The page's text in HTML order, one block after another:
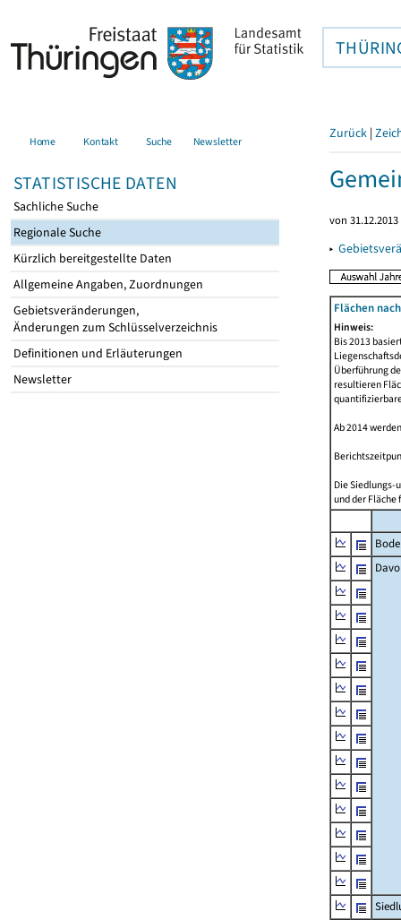
Home Kontakt Suche Newsletter
STATISTISCHE DATEN
Sachliche Suche
Regionale Suche
Kürzlich bereitgestellte Daten
Allgemeine Angaben, Zuordnungen
Gebietsveränderungen,
Änderungen zum Schlüsselverzeichnis
Definitionen und Erläuterungen
Newsletter
Zurück |
von
▸
Flächen
Hinweis:
Bis 2013
Überführung
resultieren
Ab 2014
Die Siedlungs-
und der Fläche